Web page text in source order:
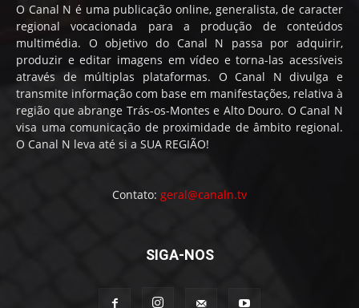
O Canal N é uma publicação online, generalista, de caracter
regional vocacionada para a produção de conteúdos
multimédia. O objetivo do Canal N passa por adquirir,
produzir e editar imagens em vídeo e torna-las acessíveis
através de múltiplas plataformas. O Canal N divulga e
transmite informação com base em manifestações, relativa à
região que abrange Trás-os-Montes e Alto Douro. O Canal N
visa uma comunicação de proximidade de âmbito regional.
O Canal N leva até si a SUA REGIÃO!
Contato: geral@canaln.tv
SIGA-NOS